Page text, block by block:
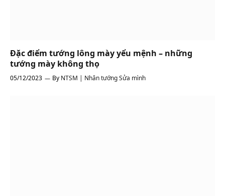
Đặc điểm tướng lông mày yểu mệnh – những
tướng mày không thọ
05/12/2023 By NTSM | Nhân tướng Sửa mình